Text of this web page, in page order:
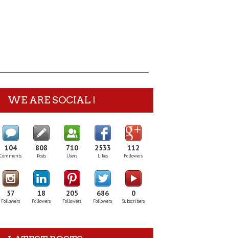
WE ARE SOCIAL !
104
Comments
808
Posts
710
Users
2533
Likes
112
Followers
57
Followers
18
Followers
205
Followers
686
Followers
0
Subscribers